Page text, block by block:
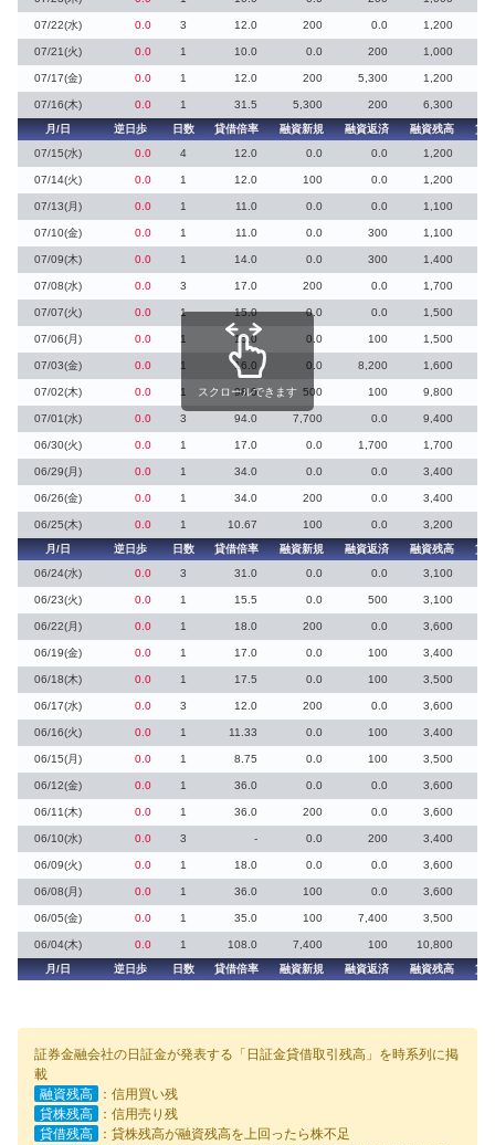
07/22(水) 0.0 3 12.0 200 0.0 1,200
07/21(火) 0.0 1 10.0 0.0 200 1,000
07/17(金) 0.0 1 12.0 200 5,300 1,200
07/16(木) 0.0 1 31.5 5,300 200
6,300
月/日
逆日歩 日数 貸借倍率 融資新規 融資返済 融資残高
貸
07/15(水)
0.0 4 12.0 0.0 0.0 1,200
07/14(火) 0.0 1 12.0 100 0.0 1,200
07/13(月) 0.0 1 11.0 0.0 0.0 1,100
07/10(金) 0.0 1 11.0 0.0 300 1,100
07/09(木) 0.0 1 14.0 0.0 300 1,400
07/08(水) 0.0 3 17.0 200 0.0 1,700
07/07(火) 0.0 1 15.0 0.0 0.0 1,500
07/06(月) 0.0 1 15.0 0.0 100 1,500
07/03(金) 0.0 1 16.0 0.0 8,200 1,600
07/02(木) 0.0 1 98.0 500 100 9,800
07/01(水) 0.0 3 94.0 7,700 0.0 9,400
06/30(火) 0.0 1 17.0 0.0 1,700 1,700
06/29(月) 0.0 1 34.0 0.0 0.0 3,400
06/26(金) 0.0 1 34.0 200 0.0 3,400
06/25(木) 0.0 1 10.67 100 0.0
3,200
月/日
逆日歩 日数 貸借倍率 融資新規 融資返済 融資残高
貸
06/24(水)
0.0 3 31.0 0.0 0.0 3,100
06/23(火) 0.0 1 15.5 0.0 500 3,100
06/22(月) 0.0 1 18.0 200 0.0 3,600
06/19(金) 0.0 1 17.0 0.0 100 3,400
06/18(木) 0.0 1 17.5 0.0 100 3,500
06/17(水) 0.0 3 12.0 200 0.0 3,600
06/16(火) 0.0 1 11.33 0.0 100 3,400
06/15(月) 0.0 1 8.75 0.0 100 3,500
06/12(金) 0.0 1 36.0 0.0 0.0 3,600
06/11(木) 0.0 1 36.0 200 0.0 3,600
06/10(水) 0.0 3 - 0.0 200 3,400
06/09(火) 0.0 1 18.0 0.0 0.0 3,600
06/08(月) 0.0 1 36.0 100 0.0 3,600
06/05(金) 0.0 1 35.0 100 7,400 3,500
06/04(木) 0.0 1 108.0 7,400 100
10,800
月/日
逆日歩 日数 貸借倍率 融資新規 融資返済 融資残高 貸
スクロールできます
証券金融会社の日証金が発表する「日証金貸借取引残高」を時系列に掲
載
融資残高
：信用買い残
貸株残高
：信用売り残
貸借残高
：貸株残高が融資残高を上回ったら株不足